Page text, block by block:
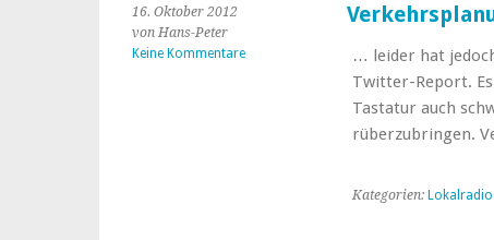
16. Oktober 2012
von Hans-Peter
Keine Kommentare
… leider hat
Twitter-Report.
Tastatur auch
rüberzubringen.
Kategorien: Lokalradio